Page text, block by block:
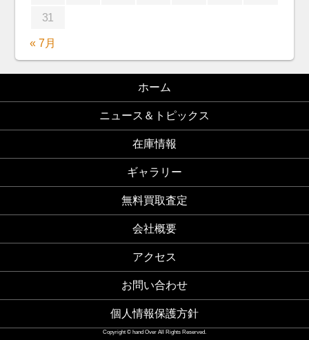
31
« 7月
ホーム
ニュース＆トピックス
在庫情報
ギャラリー
無料買取査定
会社概要
アクセス
お問い合わせ
個人情報保護方針
Copyright © hand Over All Rights Reserved.